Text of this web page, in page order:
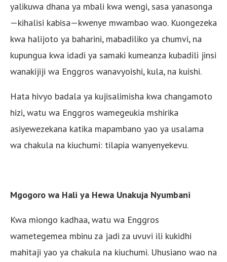
yalikuwa dhana ya mbali kwa wengi, sasa yanasonga
—kihalisi kabisa—kwenye mwambao wao. Kuongezeka
kwa halijoto ya baharini, mabadiliko ya chumvi, na
kupungua kwa idadi ya samaki kumeanza kubadili jinsi
wanakijiji wa Enggros wanavyoishi, kula, na kuishi.
Hata hivyo badala ya kujisalimisha kwa changamoto
hizi, watu wa Enggros wamegeukia mshirika
asiyewezekana katika mapambano yao ya usalama
wa chakula na kiuchumi: tilapia wanyenyekevu.
Mgogoro wa Hali ya Hewa Unakuja Nyumbani
Kwa miongo kadhaa, watu wa Enggros
wametegemea mbinu za jadi za uvuvi ili kukidhi
mahitaji yao ya chakula na kiuchumi. Uhusiano wao na